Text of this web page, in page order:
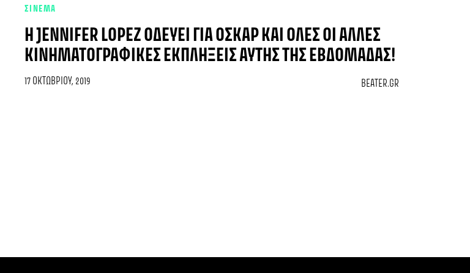
ΣΙΝΕΜΑ
Η JENNIFER LOPEZ ΟΔΕΎΕΙ ΓΙΑ ΌΣΚΑΡ ΚΑΙ ΌΛΕΣ ΟΙ ΆΛΛΕΣ
ΚΙΝΗΜΑΤΟΓΡΑΦΙΚΈΣ ΕΚΠΛΉΞΕΙΣ ΑΥΤΉΣ ΤΗΣ ΕΒΔΟΜΆΔΑΣ!
17 ΟΚΤΩΒΡΊΟΥ, 2019 BEATER.GR